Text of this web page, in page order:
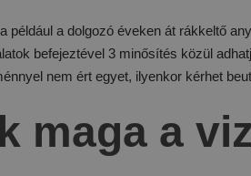
például a dolgozó éveken át rákkeltő
befejeztével 3 minősítés közül
nem ért egyet, ilyenkor kérhet
maga a